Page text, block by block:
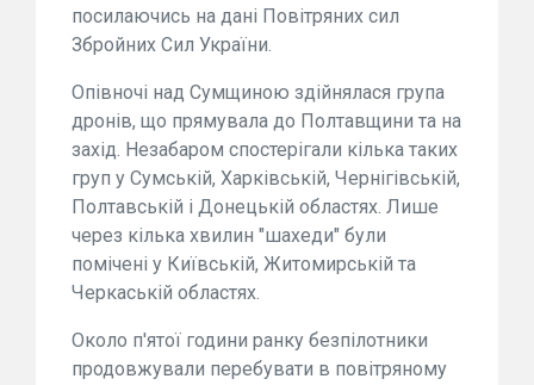
посилаючись на дані Повітряних сил
Збройних Сил України.
Опівночі над Сумщиною здійнялася група
дронів, що прямувала до Полтавщини та на
захід. Незабаром спостерігали кілька таких
груп у Сумській, Харківській, Чернігівській,
Полтавській і Донецькій областях. Лише
через кілька хвилин "шахеди" були
помічені у Київській, Житомирській та
Черкаській областях.
Около п'ятої години ранку безпілотники
продовжували перебувати в повітряному